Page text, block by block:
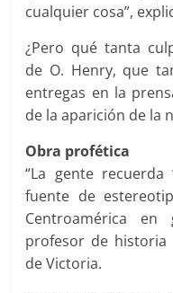
cualquier cosa”,
¿Pero qué tanta
de O. Henry, que
entregas en la
de la aparición de la
Obra profética
“La gente recuerda
fuente de
Centroamérica en
profesor de historia
de Victoria.